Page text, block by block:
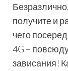
получите и
чего
4G –
зависания!